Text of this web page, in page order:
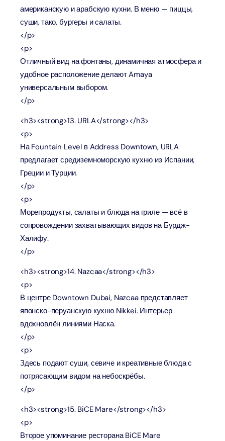
американскую и арабскую кухни. В меню — пиццы,
суши, тако, бургеры и салаты.
</p>
<p>
Отличный вид на фонтаны, динамичная атмосфера и
удобное расположение делают Amaya
универсальным выбором.
</p>
<h3><strong>13. URLA</strong></h3>
<p>
На Fountain Level в Address Downtown, URLA
предлагает средиземноморскую кухню из Испании,
Греции и Турции.
</p>
<p>
Морепродукты, салаты и блюда на гриле — всё в
сопровождении захватывающих видов на Бурдж-
Халифу.
</p>
<h3><strong>14. Nazcaa</strong></h3>
<p>
В центре Downtown Dubai, Nazcaa представляет
японско-перуанскую кухню Nikkei. Интерьер
вдохновлён линиями Наска.
</p>
<p>
Здесь подают суши, севиче и креативные блюда с
потрясающим видом на небоскрёбы.
</p>
<h3><strong>15. BiCE Mare</strong></h3>
<p>
Второе упоминание ресторана BiCE Mare